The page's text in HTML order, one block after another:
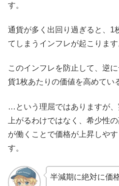
す。
通貨が多く出回り過ぎると、1
てしまうインフレが起こります
このインフレを防止して、逆
貨1枚あたりの価値を高めてい
…という理屈ではありますが
上がるわけではなく、希少性
が働くことで価格が上昇しや
す。
半減期に絶対に価